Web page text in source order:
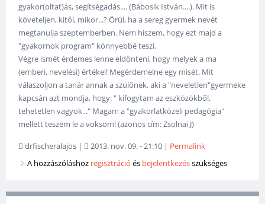
gyakor(oltat)ás, segítségadás.... (Bábosik István....). Mit is
követeljen, kitől, mikor...? Örül, ha a sereg gyermek nevét
megtanulja szeptemberben. Nem hiszem, hogy ezt majd a
"gyakornok program" könnyebbé teszi.
Végre ismét érdemes lenne eldönteni, hogy melyek a ma
(emberi, nevelési) értékei! Megérdemelne egy misét. Mit
válaszoljon a tanár annak a szülőnek, aki a "neveletlen"gyermeke
kapcsán azt mondja, hogy: " kifogytam az eszközökből,
tehetetlen vagyok..." Magam a "gyakorlatközeli pedagógia"
mellett teszem le a voksom! (azonos cím: Zsolnai J)
drfischeralajos | 2013. nov. 09. - 21:10 | Permalink
A hozzászóláshoz regisztráció és bejelentkezésszükséges